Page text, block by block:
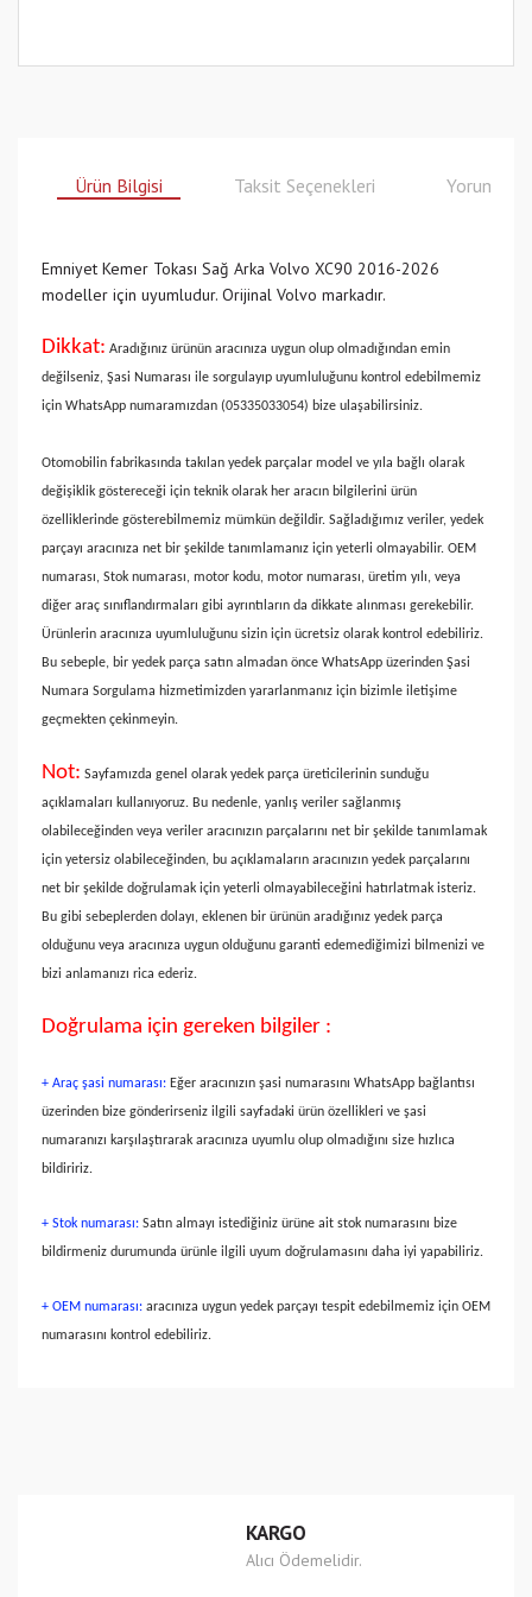
Ürün Bilgisi Taksit Seçenekleri Yorumlar
Emniyet Kemer Tokası Sağ Arka Volvo XC90 2016-2026
modeller için uyumludur. Orijinal Volvo markadır.
Dikkat: Aradığınız ürünün aracınıza uygun olup olmadığından emin
değilseniz, Şasi Numarası ile sorgulayıp uyumluluğunu kontrol edebilmemiz
için WhatsApp numaramızdan (05335033054) bize ulaşabilirsiniz.
Otomobilin fabrikasında takılan yedek parçalar model ve yıla bağlı olarak
değişiklik göstereceği için teknik olarak her aracın bilgilerini ürün
özelliklerinde gösterebilmemiz mümkün değildir. Sağladığımız veriler, yedek
parçayı aracınıza net bir şekilde tanımlamanız için yeterli olmayabilir. OEM
numarası, Stok numarası, motor kodu, motor numarası, üretim yılı, veya
diğer araç sınıflandırmaları gibi ayrıntıların da dikkate alınması gerekebilir.
Ürünlerin aracınıza uyumluluğunu sizin için ücretsiz olarak kontrol edebiliriz.
Bu sebeple, bir yedek parça satın almadan önce WhatsApp üzerinden Şasi
Numara Sorgulama hizmetimizden yararlanmanız için bizimle iletişime
geçmekten çekinmeyin.
Not: Sayfamızda genel olarak yedek parça üreticilerinin sunduğu
açıklamaları kullanıyoruz. Bu nedenle, yanlış veriler sağlanmış
olabileceğinden veya veriler aracınızın parçalarını net bir şekilde tanımlamak
için yetersiz olabileceğinden, bu açıklamaların aracınızın yedek parçalarını
net bir şekilde doğrulamak için yeterli olmayabileceğini hatırlatmak isteriz.
Bu gibi sebeplerden dolayı, eklenen bir ürünün aradığınız yedek parça
olduğunu veya aracınıza uygun olduğunu garanti edemediğimizi bilmenizi ve
bizi anlamanızı rica ederiz.
Doğrulama için gereken bilgiler :
+ Araç şasi numarası: Eğer aracınızın şasi numarasını WhatsApp bağlantısı
üzerinden bize gönderirseniz ilgili sayfadaki ürün özellikleri ve şasi
numaranızı karşılaştırarak aracınıza uyumlu olup olmadığını size hızlıca
bildiririz.
+ Stok numarası: Satın almayı istediğiniz ürüne ait stok numarasını bize
bildirmeniz durumunda ürünle ilgili uyum doğrulamasını daha iyi yapabiliriz.
+ OEM numarası: aracınıza uygun yedek parçayı tespit edebilmemiz için OEM
numarasını kontrol edebiliriz.
Ürün açıklamasında eksik bilgiler bulunuyor.
KARGO
Alıcı Ödemelidir.